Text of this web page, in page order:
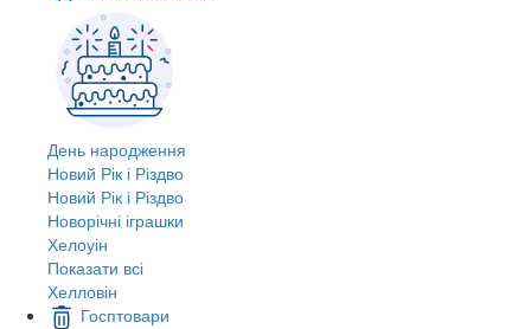
День народження
Новий Рік і Різдво
Новий Рік і Різдво
Новорічні іграшки
Хелоуін
Показати всі
Хелловін
Госптовари